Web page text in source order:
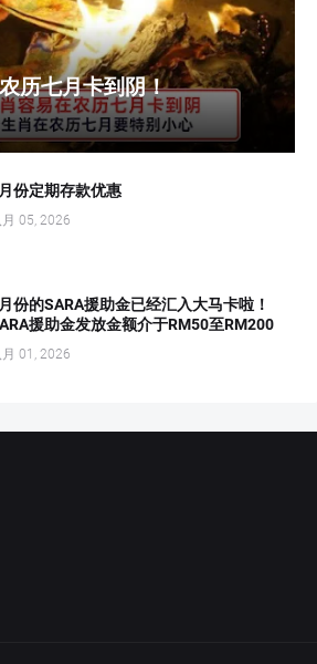
历七月卡到阴！
份定期存款优惠
月 05, 2026
份的SARA援助金已经汇入大马卡啦！
援助金发放金额介于RM50至RM200
月 01, 2026